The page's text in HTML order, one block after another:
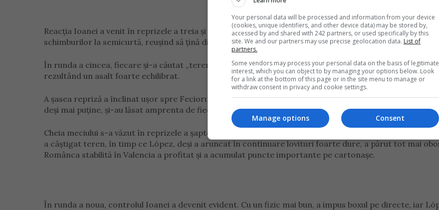
Reacția Ioanei a venit în reprizele a treia și a patra: ordonată tactică și folosind directele, a pus pauză
schimburilor la semicurtă, reușind să țină distanța și să echilibreze confruntarea.
În runda a cincea, fiecare și-a căutat „terenul” favorit — López la distanță scurtă și medie, Fecioru la
rezultând un asalt foarte echilibrat.
A șasea repriză a înclinat ușor spre Fecioru, care a punctat curat cu lovituri drepte, în timp ce croșeele
deși mai puține, și-au lăsat amprenta de fiecare dată când au intrat.
Cheia meciului s-a văzut în reprizele a șaptea și a opta: cu o pregătire fizică superioară, Fecioru a
a câștigat teren, în timp ce López, deși a aruncat în continuare lovituri foarte dure, a părut tot mai
Românca stabilită în Valencia a profitat și a acumulat puncte importante pe cartonașe.
În runda a noua, controlul Ioanei a devenit evident. Cu un fizic mai bun, a impus boxul pe directe, iar
Your personal data will be processed and information from your device
(cookies, unique identifiers, and other device data) may be stored by,
accessed by and shared with 242 partners, or used specifically by this
site. We and our partners may use precise geolocation data. List of
partners.
Some vendors may process your personal data on the basis of legitimate
interest, which you can object to by managing your options below. Look
for a link at the bottom of this page or in the site menu to manage or
withdraw consent in privacy and cookie settings.
Consent
Manage options